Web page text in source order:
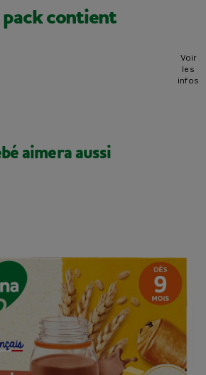
pack contient
Voir
les
infos
aimera aussi